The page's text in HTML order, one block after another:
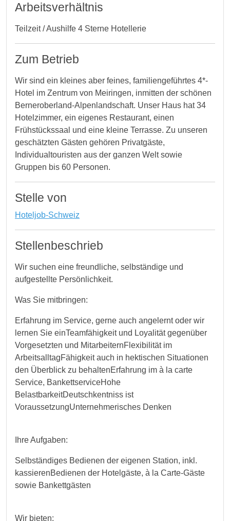
Arbeitsverhältnis
Teilzeit / Aushilfe 4 Sterne Hotellerie
Zum Betrieb
Wir sind ein kleines aber feines, familiengeführtes 4*-
Hotel im Zentrum von Meiringen, inmitten der schönen
Berneroberland-Alpenlandschaft. Unser Haus hat 34
Hotelzimmer, ein eigenes Restaurant, einen
Frühstückssaal und eine kleine Terrasse. Zu unseren
geschätzten Gästen gehören Privatgäste,
Individualtouristen aus der ganzen Welt sowie
Gruppen bis 60 Personen.
Stelle von
Hoteljob-Schweiz
Stellenbeschrieb
Wir suchen eine freundliche, selbständige und
aufgestellte Persönlichkeit.
Was Sie mitbringen:
Erfahrung im Service, gerne auch angelernt oder wir
lernen Sie einTeamfähigkeit und Loyalität gegenüber
Vorgesetzten und MitarbeiternFlexibilität im
ArbeitsalltagFähigkeit auch in hektischen Situationen
den Überblick zu behaltenErfahrung im à la carte
Service, BankettserviceHohe
BelastbarkeitDeutschkentniss ist
VoraussetzungUnternehmerisches Denken
Ihre Aufgaben:
Selbständiges Bedienen der eigenen Station, inkl.
kassierenBedienen der Hotelgäste, à la Carte-Gäste
sowie Bankettgästen
Wir bieten: